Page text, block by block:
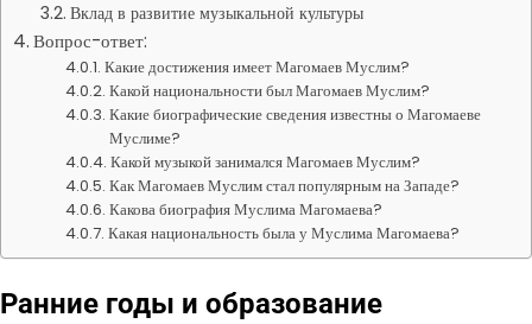
Вклад в развитие музыкальной культуры
Вопрос-ответ:
Какие достижения имеет Магомаев Муслим?
Какой национальности был Магомаев Муслим?
Какие биографические сведения известны о Магомаеве
Муслиме?
Какой музыкой занимался Магомаев Муслим?
Как Магомаев Муслим стал популярным на Западе?
Какова биография Муслима Магомаева?
Какая национальность была у Муслима Магомаева?
Ранние годы и образование